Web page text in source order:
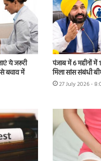
ये जरूरी
बचाव में
पंजाब में 6 महीनों में
मिला सांस संबंधी
27 July 2026 -